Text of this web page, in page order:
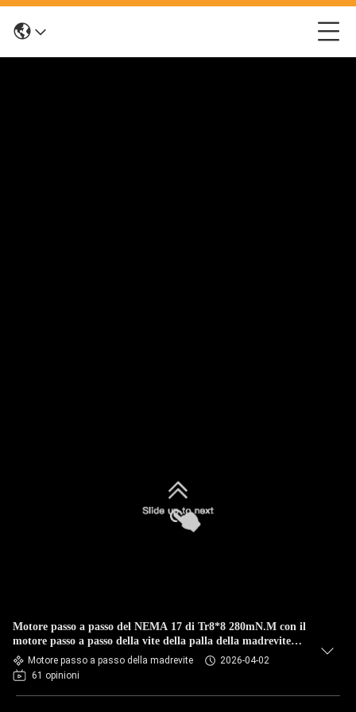
Motore passo a passo del NEMA 17 di Tr8*8 280mN.M con il
motore passo a passo della vite della palla della madrevite
0.2kgMotore passo a passo della madrevite
2026-04-02
61 opinioni